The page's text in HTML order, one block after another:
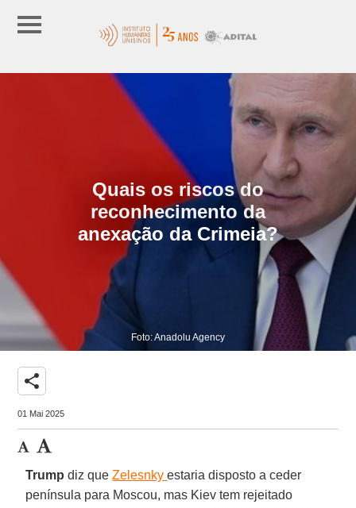
Quais os riscos do
reconhecimento da
anexação da Crimeia?
Foto: Anadolu Agency
share
01 Mai 2025
Trump diz queZelesnkyestaria disposto a ceder
península para Moscou, mas Kiev tem rejeitado